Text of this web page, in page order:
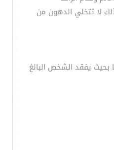
لا تتخلي الدهون من
معرفة ان جسم الأنسان يتكون من 75 % مياه ففى المتوسط يجب أن تهدف إلى شرب 8 أكواب يوميا بحيث يفقد الشخص البالغ